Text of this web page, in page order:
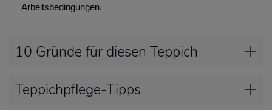
Arbeitsbedingungen.
10 Gründe für diesen Teppich
Teppichpflege-Tipps